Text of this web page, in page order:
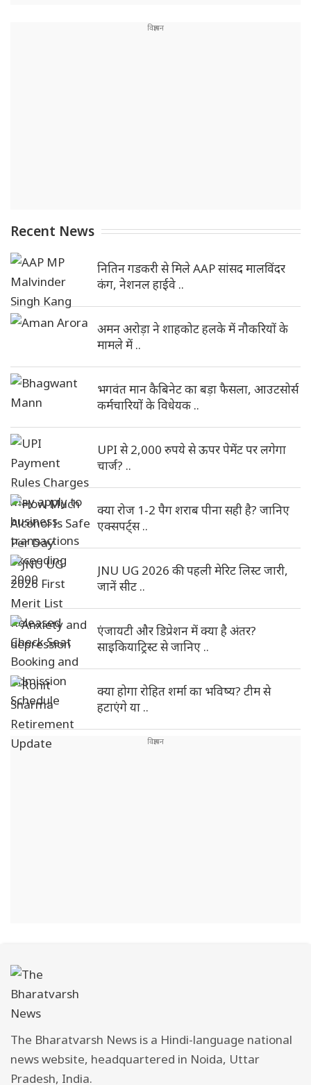
Recent News
नितिन गडकरी से मिले AAP सांसद मालविंदर
कंग, नेशनल हाईवे ..
अमन अरोड़ा ने शाहकोट हलके में नौकरियों के
मामले में ..
भगवंत मान कैबिनेट का बड़ा फैसला, आउटसोर्स
कर्मचारियों के विधेयक ..
UPI से 2,000 रुपये से ऊपर पेमेंट पर लगेगा
चार्ज? ..
क्या रोज 1-2 पैग शराब पीना सही है? जानिए
एक्सपर्ट्स ..
JNU UG 2026 की पहली मेरिट लिस्ट जारी,
जानें सीट ..
एंजायटी और डिप्रेशन में क्या है अंतर?
साइकियाट्रिस्ट से जानिए ..
क्या होगा रोहित शर्मा का भविष्य? टीम से
हटाएंगे या ..
The Bharatvarsh News is a Hindi-language national
news website, headquartered in Noida, Uttar
Pradesh, India.